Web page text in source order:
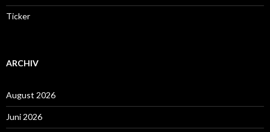
Ticker
ARCHIV
August 2026
Juni 2026